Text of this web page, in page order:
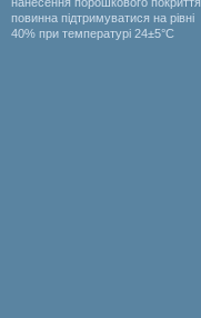
повинна підтримуватися на рівні
40% при температурі 24±5°C